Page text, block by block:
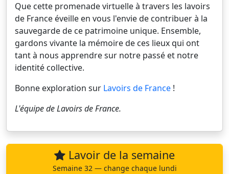
Que cette promenade virtuelle à travers les lavoirs
de France éveille en vous l'envie de contribuer à la
sauvegarde de ce patrimoine unique. Ensemble,
gardons vivante la mémoire de ces lieux qui ont
tant à nous apprendre sur notre passé et notre
identité collective.
Bonne exploration sur Lavoirs de France !
L'équipe deLavoirs de France.
Lavoir de la semaine
Semaine 32 — change chaque lundi